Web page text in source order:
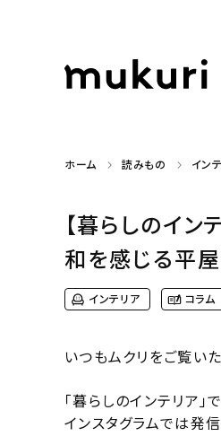
ホーム 読みもの イン
【暮らしのイ
和を感じる平
インテリア コラム
いつもムクリをご覧い
「暮らしのインテリア
インスタグラムでは発